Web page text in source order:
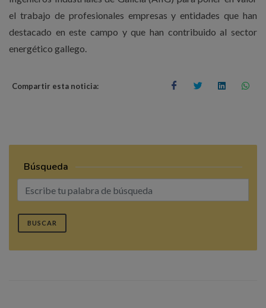
el trabajo de profesionales empresas y entidades que han
destacado en este campo y que han contribuido al sector
energético gallego.
Compartir esta noticia:
Búsqueda
BUSCAR